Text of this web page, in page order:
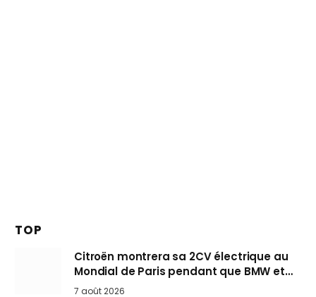
TOP
Citroën montrera sa 2CV électrique au
Mondial de Paris pendant que BMW et
Mini désertent le salon
7 août 2026